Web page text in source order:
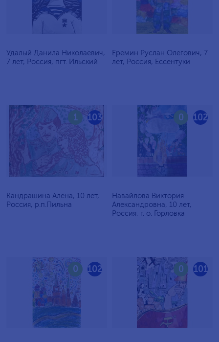
Удалый Данила Николаевич,
7 лет, Россия, пгт. Ильский
Еремин Руслан Олегович, 7
лет, Россия, Ессентуки
103
1
Кандрашина Алёна, 10 лет,
Россия, р.п.Пильна
102
0
Навайлова Виктория
Александровна, 10 лет,
Россия, г. о. Горловка
102
0 101
0